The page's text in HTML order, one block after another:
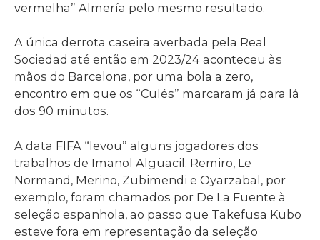
vermelha” Almería pelo mesmo resultado.
A única derrota caseira averbada pela Real
Sociedad até então em 2023/24 aconteceu às
mãos do Barcelona, por uma bola a zero,
encontro em que os “Culés” marcaram já para lá
dos 90 minutos.
A data FIFA “levou” alguns jogadores dos
trabalhos de Imanol Alguacil. Remiro, Le
Normand, Merino, Zubimendi e Oyarzabal, por
exemplo, foram chamados por De La Fuente à
seleção espanhola, ao passo que Takefusa Kubo
esteve fora em representação da seleção